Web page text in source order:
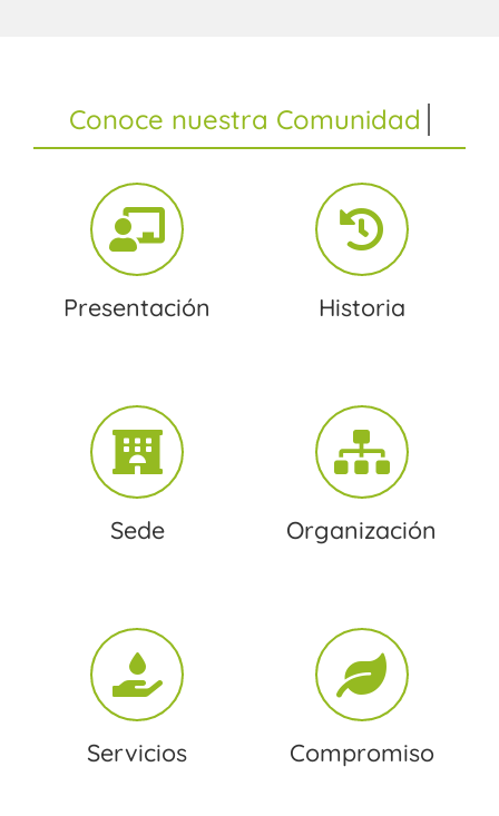
Presentación Historia
Sede Organización
Servicios Compromiso